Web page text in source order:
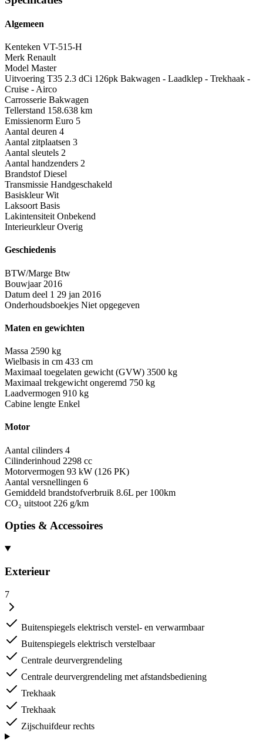
Algemeen
Kenteken VT-515-H
Merk Renault
Model Master
Uitvoering T35 2.3 dCi 126pk Bakwagen - Laadklep - Trekhaak -
Cruise - Airco
Carrosserie Bakwagen
Tellerstand 158.638 km
Emissienorm Euro 5
Aantal deuren 4
Aantal zitplaatsen 3
Aantal sleutels 2
Aantal handzenders 2
Brandstof Diesel
Transmissie Handgeschakeld
Basiskleur Wit
Laksoort Basis
Lakintensiteit Onbekend
Interieurkleur Overig
Geschiedenis
BTW/Marge Btw
Bouwjaar 2016
Datum deel 1 29 jan 2016
Onderhoudsboekjes Niet opgegeven
Maten en gewichten
Massa 2590 kg
Wielbasis in cm 433 cm
Maximaal toegelaten gewicht (GVW) 3500 kg
Maximaal trekgewicht ongeremd 750 kg
Laadvermogen 910 kg
Cabine lengte Enkel
Motor
Aantal cilinders 4
Cilinderinhoud 2298 cc
Motorvermogen 93 kW (126 PK)
Aantal versnellingen 6
Gemiddeld brandstofverbruik 8.6L per 100km
CO₂ uitstoot 226 g/km
Opties & Accessoires
Exterieur
7
Buitenspiegels elektrisch verstel- en verwarmbaar
Buitenspiegels elektrisch verstelbaar
Centrale deurvergrendeling
Centrale deurvergrendeling met afstandsbediening
Trekhaak
Trekhaak
Zijschuifdeur rechts